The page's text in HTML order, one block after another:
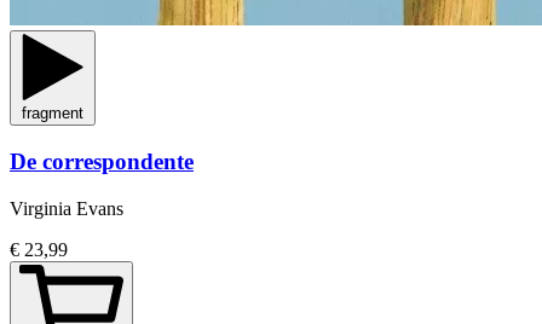
fragment
De correspondente
Virginia Evans
€ 23,99